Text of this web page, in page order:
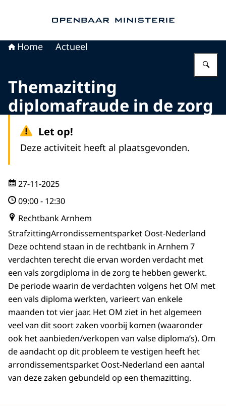
Home Actueel
Themazitting
diplomafraude in de zorg
Let op!
Deze activiteit heeft al plaatsgevonden.
27-11-2025
09:00- 12:30
Rechtbank Arnhem
StrafzittingArrondissementsparket Oost-Nederland
Deze ochtend staan in de rechtbank in Arnhem 7
verdachten terecht die ervan worden verdacht met
een vals zorgdiploma in de zorg te hebben gewerkt.
De periode waarin de verdachten volgens het OM met
een vals diploma werkten, varieert van enkele
maanden tot vier jaar. Het OM ziet in het algemeen
veel van dit soort zaken voorbij komen (waaronder
ook het aanbieden/verkopen van valse diploma’s). Om
de aandacht op dit probleem te vestigen heeft het
arrondissementsparket Oost-Nederland een aantal
van deze zaken gebundeld op een themazitting.